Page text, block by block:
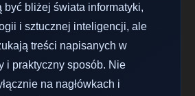
być bliżej świata informatyki,
i sztucznej inteligencji, ale
treści napisanych w
i praktyczny sposób. Nie
na nagłówkach i